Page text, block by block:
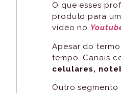
O que esses
produto para um
vídeo no
Apesar do
tempo. Canais
celulares,
Outro